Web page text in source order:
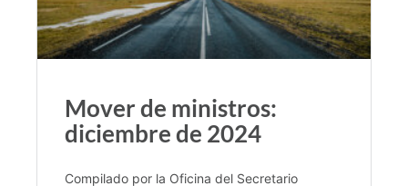
Mover de ministros:
diciembre de 2024
Compilado por la Oficina del Secretario